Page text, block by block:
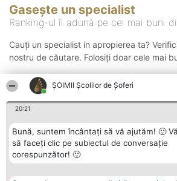
ŞOIMII Școlilor de Șoferi
20:21
Bună, suntem încântați să vă ajutăm! 🙂
să faceți clic pe subiectul de conversație
corespunzător! 🙂
Gasește un specialist
Ranking-ul îi adună pe cei mai buni
Cauți un specialist in apropierea ta?
nostru de căutare. Folosiți doar cele mai